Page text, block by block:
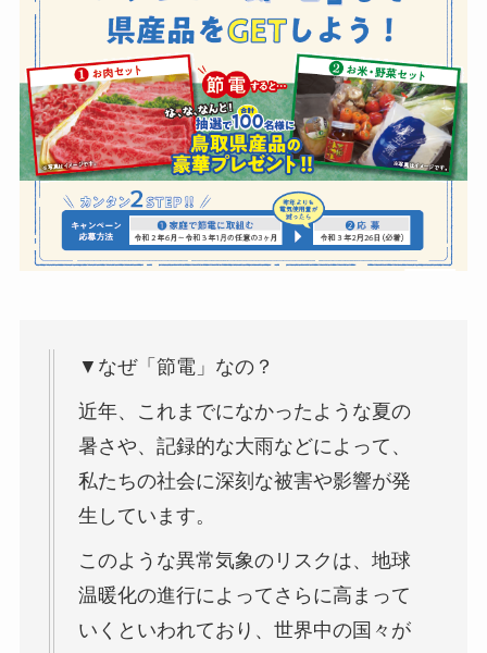
▼なぜ「節電」なの？
近年、これまでになかったような夏の
暑さや、記録的な大雨などによって、
私たちの社会に深刻な被害や影響が発
生しています。
このような異常気象のリスクは、地球
温暖化の進行によってさらに高まって
いくといわれており、世界中の国々が